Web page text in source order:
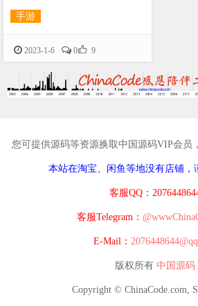
手游
2023-1-6 0 9
您可提供源码等资源换取中国源码VIP会员
本站在淘宝、闲鱼等地没有店铺，
客服QQ：
客服Telegram：
E-Mail：
版权所有 中国源码
Copyright © ChinaCode.com,